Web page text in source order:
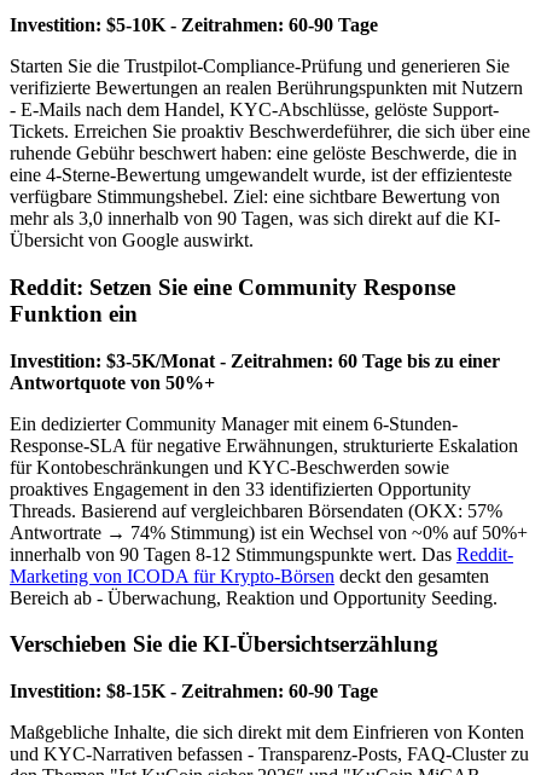
Investition: $5-10K - Zeitrahmen: 60-90 Tage
Starten Sie die Trustpilot-Compliance-Prüfung und generieren Sie
verifizierte Bewertungen an realen Berührungspunkten mit Nutzern
- E-Mails nach dem Handel, KYC-Abschlüsse, gelöste Support-
Tickets. Erreichen Sie proaktiv Beschwerdeführer, die sich über eine
ruhende Gebühr beschwert haben: eine gelöste Beschwerde, die in
eine 4-Sterne-Bewertung umgewandelt wurde, ist der effizienteste
verfügbare Stimmungshebel. Ziel: eine sichtbare Bewertung von
mehr als 3,0 innerhalb von 90 Tagen, was sich direkt auf die KI-
Übersicht von Google auswirkt.
Reddit: Setzen Sie eine Community Response
Funktion ein
Investition: $3-5K/Monat - Zeitrahmen: 60 Tage bis zu einer
Antwortquote von 50%+
Ein dedizierter Community Manager mit einem 6-Stunden-
Response-SLA für negative Erwähnungen, strukturierte Eskalation
für Kontobeschränkungen und KYC-Beschwerden sowie
proaktives Engagement in den 33 identifizierten Opportunity
Threads. Basierend auf vergleichbaren Börsendaten (OKX: 57%
Antwortrate → 74% Stimmung) ist ein Wechsel von ~0% auf 50%+
innerhalb von 90 Tagen 8-12 Stimmungspunkte wert. Das Reddit-
Marketing von ICODA für Krypto-Börsen deckt den gesamten
Bereich ab - Überwachung, Reaktion und Opportunity Seeding.
Verschieben Sie die KI-Übersichtserzählung
Investition: $8-15K - Zeitrahmen: 60-90 Tage
Maßgebliche Inhalte, die sich direkt mit dem Einfrieren von Konten
und KYC-Narrativen befassen - Transparenz-Posts, FAQ-Cluster zu